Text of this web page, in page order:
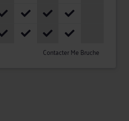
Contacter Me Bruche